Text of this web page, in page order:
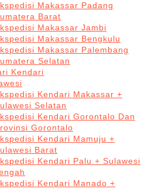
Makassar Padang
Barat
Makassar Jambi
Makassar Bengkulu
Makassar Palembang
Selatan
Kendari
Kendari Makassar +
Selatan
Kendari Gorontalo Dan
Gorontalo
Kendari Mamuju +
Barat
Kendari Palu + Sulawesi
Kendari Manado +